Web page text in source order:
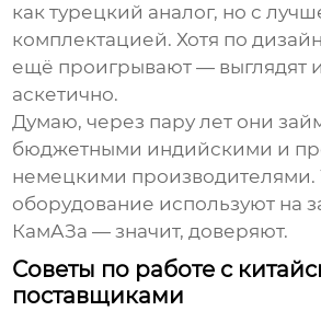
как турецкий аналог, но с
комплектацией. Хотя по
ещё проигрывают — выглядят
аскетично.
Думаю, через пару лет они
бюджетными индийскими и
немецкими производителями.
оборудование используют на
КамАЗа — значит, доверяют.
Советы по работе с
поставщиками